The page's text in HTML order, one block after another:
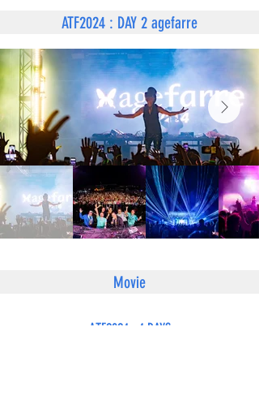
ATF2024 : DAY 2 agefarre
Movie
ATF2024 : 4 DAYS